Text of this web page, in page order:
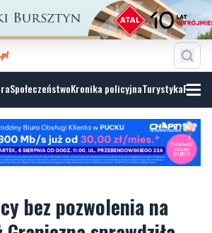
SpołeczeństwoKronika policyjnaTurystyka
bez pozwolenia na